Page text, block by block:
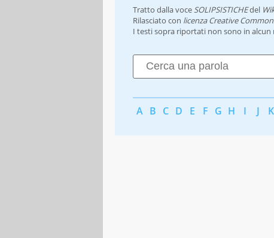
Tratto dalla voce SOLIPSISTICHEdel
Rilasciato con licenza Creative
I testi sopra riportati non sono in alcun
A B C D E F G H I J K